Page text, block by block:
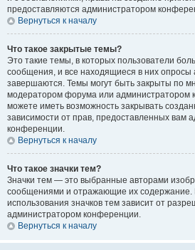
предоставляются администратором
Вернуться к началу
Что такое закрытые темы?
Это такие темы, в которых пользователи
сообщения, и все находящиеся в них опросы
завершаются. Темы могут быть закрыты по
модератором форума или администратором
можете иметь возможность закрывать
зависимости от прав, предоставленных вам
конференции.
Вернуться к началу
Что такое значки тем?
Значки тем — это выбранные авторами
сообщениями и отражающие их содержание.
использования значков тем зависит от
администратором конференции.
Вернуться к началу